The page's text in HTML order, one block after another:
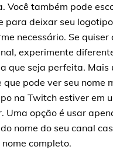
Você também pode
para deixar seu
necessário. Se quiser
experimente
que seja perfeita. Mais
pode ver seu nome
na Twitch estiver em
Uma opção é usar
nome do seu canal
completo.